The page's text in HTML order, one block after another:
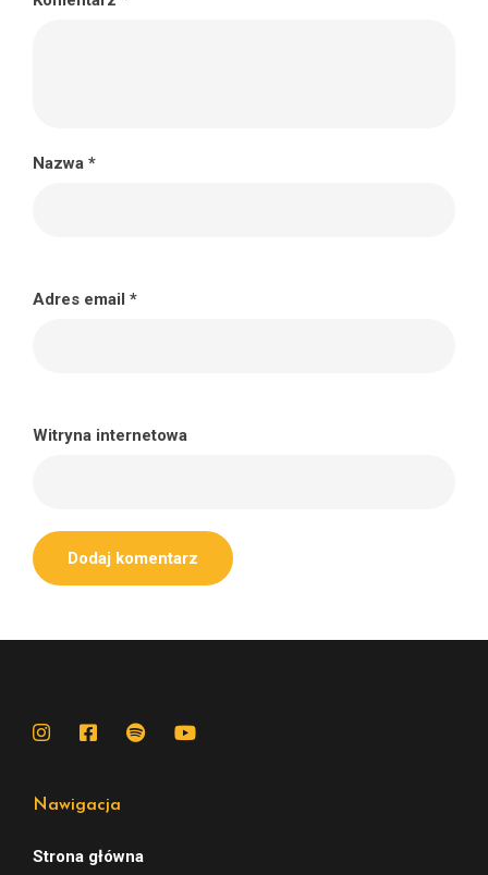
Nazwa *
Adres email *
Witryna internetowa
Nawigacja
Strona główna